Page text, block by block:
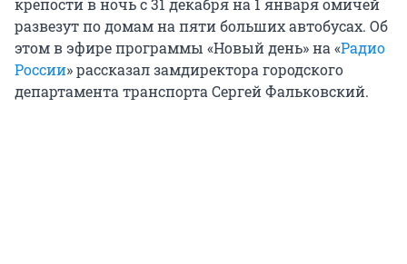
крепости в ночь с 31 декабря на 1 января омичей
развезут по домам на пяти больших автобусах. Об
этом в эфире программы «Новый день» на «Радио
России» рассказал замдиректора городского
департамента транспорта Сергей Фальковский.